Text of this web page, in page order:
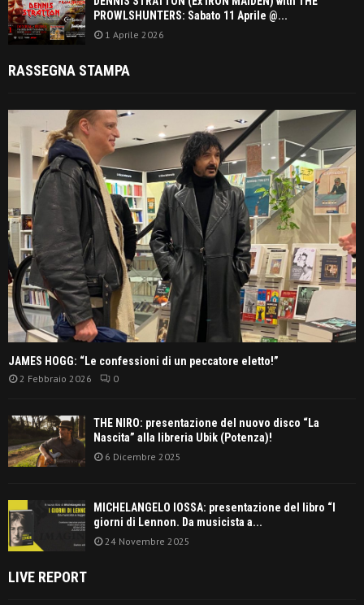
PROWLSHUNTERS: Sabato 11 Aprile @...
1 Aprile 2026
RASSEGNA STAMPA
JAMES HOGG: “Le confessioni di un peccatore eletto!”
2 Febbraio 2026 0
THE NIRO: presentazione del nuovo disco “La
Nascita” alla libreria Ubik (Potenza)!
6 Dicembre 2025
MICHELANGELO IOSSA: presentazione del libro “I
giorni di Lennon. Da musicista a...
24 Novembre 2025
LIVE REPORT